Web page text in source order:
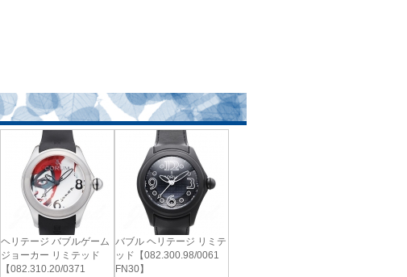
ヘリテージ バブルゲーム
ジョーカー リミテッド
【082.310.20/0371
バブル ヘリテージ リミテ
ッド【082.300.98/0061
FN30】